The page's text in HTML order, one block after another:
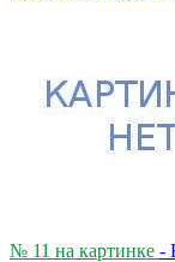
№ 11 на картинке -